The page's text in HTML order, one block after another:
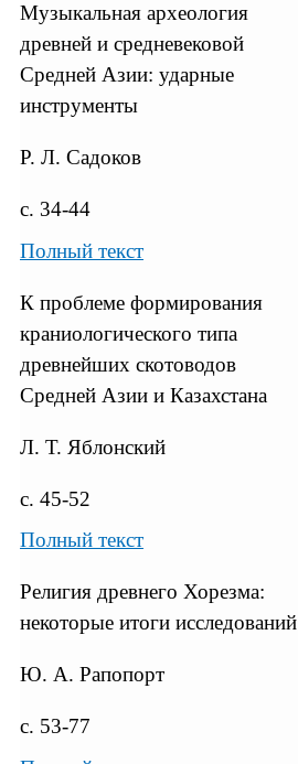
Музыкальная археология
древней и средневековой
Средней Азии: ударные
инструменты
Р. Л. Садоков
с. 34-44
Полный текст
К проблеме формирования
краниологического типа
древнейших скотоводов
Средней Азии и Казахстана
Л. Т. Яблонский
с. 45-52
Полный текст
Религия древнего Хорезма:
некоторые итоги исследований
Ю. А. Рапопорт
с. 53-77